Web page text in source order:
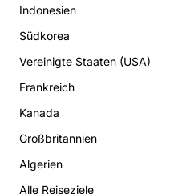
Indonesien
Südkorea
Vereinigte Staaten (USA)
Frankreich
Kanada
Großbritannien
Algerien
Alle Reiseziele